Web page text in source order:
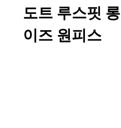
도트 루스핏
이즈 원피스